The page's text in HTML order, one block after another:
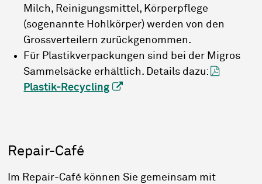
Milch, Reinigungsmittel, Körperpflege
(sogenannte Hohlkörper) werden von den
Grossverteilern zurückgenommen.
Für Plastikverpackungen sind bei der Migros
Sammelsäcke erhältlich. Details dazu:
Plastik-Recycling
Repair-Café
Im Repair-Café können Sie gemeinsam mit